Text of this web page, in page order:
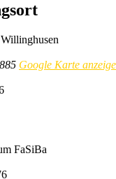
Google Karte
FaSiBa